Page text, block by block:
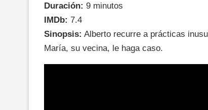
Duración: 9 minutos
IMDb: 7.4
Sinopsis: Alberto recurre a prácticas
María, su vecina, le haga caso.